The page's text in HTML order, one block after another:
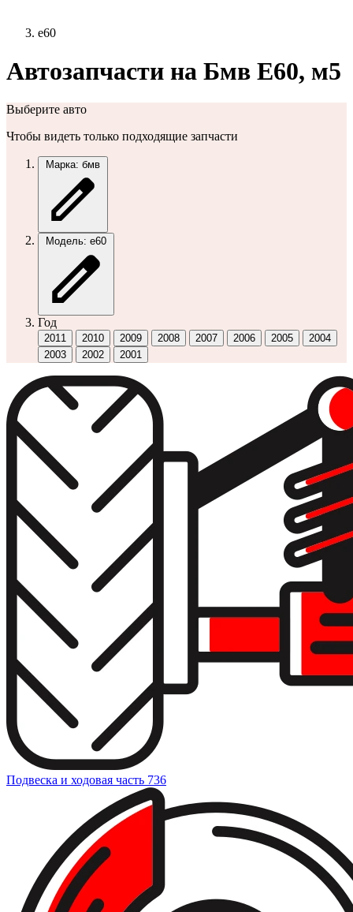
e60
Автозапчасти на Бмв Е60, м5
Выберите авто
Чтобы видеть только подходящие запчасти
Марка: бмв
Модель: e60
Год
2011 2010 2009 2008 2007 2006 2005
2004
2003
2002 2001
Подвеска и ходовая часть 736